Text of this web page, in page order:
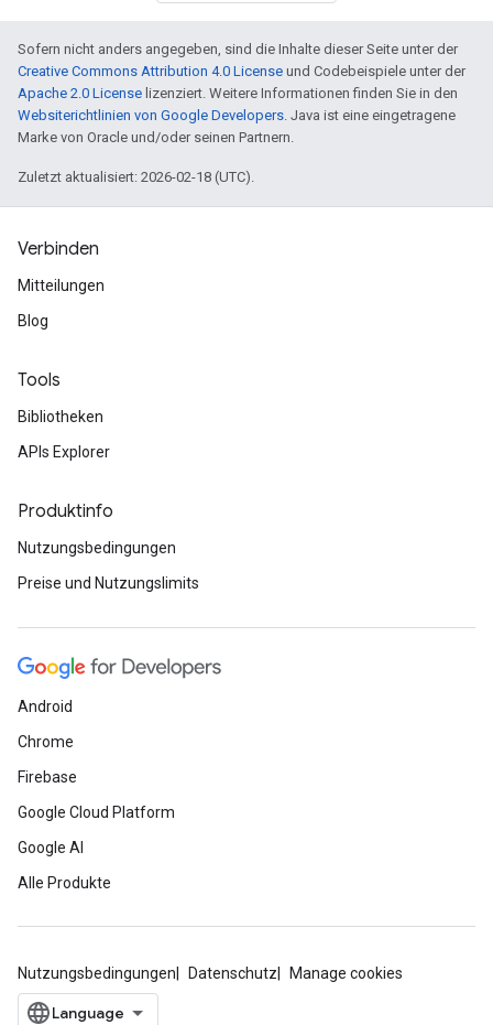
Sofern nicht anders angegeben, sind die Inhalte dieser Seite unter der
Creative Commons Attribution 4.0 License und Codebeispiele unter der
Apache 2.0 License lizenziert. Weitere Informationen finden Sie in den
Websiterichtlinien von Google Developers. Java ist eine eingetragene
Marke von Oracle und/oder seinen Partnern.
Zuletzt aktualisiert: 2026-02-18 (UTC).
Verbinden
Mitteilungen
Blog
Tools
Bibliotheken
APIs Explorer
Produktinfo
Nutzungsbedingungen
Preise und Nutzungslimits
Android
Chrome
Firebase
Google Cloud Platform
Google AI
Alle Produkte
Nutzungsbedingungen Datenschutz Manage cookies